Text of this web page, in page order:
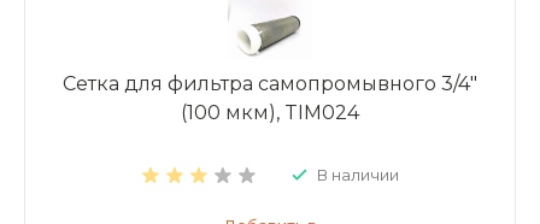
Сетка для фильтра самопромывного 3/4"
(100 мкм), TIM024
В наличии